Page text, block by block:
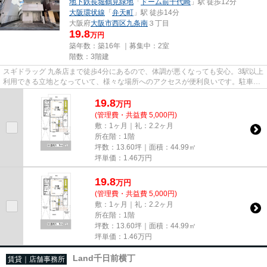
大阪環状線 「弁天町 」駅 徒歩14分
大阪府大阪市西区九条南 ３丁目
19.8万円
築年数：築16年 ｜募集中： 2室
階数：3階建
スギドラッグ 九条店まで徒歩4分にあるので、体調が悪くなっても安心。3駅以上
利用できる立地となっていて、様々な場所へのアクセスが便利良いです。駐車場
までの距離は300mです。周辺...
19.8万円
(管理費・共益費 5,000円)
敷：1ヶ月｜礼：2.2ヶ月
所在階：1階
坪数：13.60坪｜面積：44.99㎡
坪単価： 1.46万円
19.8万円
(管理費・共益費 5,000円)
敷：1ヶ月｜礼：2.2ヶ月
所在階：1階
坪数：13.60坪｜面積：44.99㎡
坪単価： 1.46万円
賃貸｜店舗事務所 Land千日前横丁